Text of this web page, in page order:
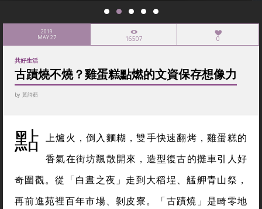
2019
MAY 27 16507 0
共好生活
古蹟燒不燒？雞蛋糕點燃的文資保存想像力
by 黃詩茹
點 上爐火，倒入麵糊，雙手快速翻烤，雞蛋糕的
香氣在街坊飄散開來，造型復古的攤車引人好
奇圍觀。從「白晝之夜」走到大稻埕、艋舺青山祭，
再前進苑裡百年市場、剝皮寮。「古蹟燒」是畸零地